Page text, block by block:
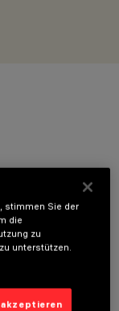
stimmen Sie der
die
zu
unterstützen.